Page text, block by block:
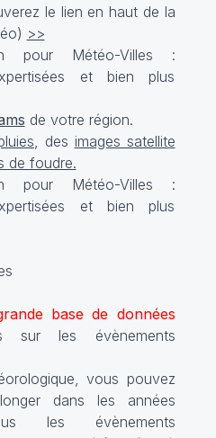
le lien en haut de la
>>
de votre région.
, des images satellite
de foudre.
base de données
sur les évènements
vous pouvez
dans les années
les évènements